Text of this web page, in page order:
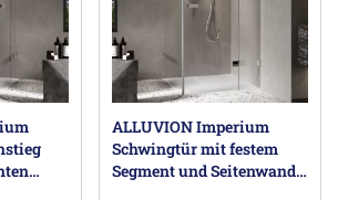
ALLUVION Imperium
Schwingtür mit festem
Segment und Seitenwand